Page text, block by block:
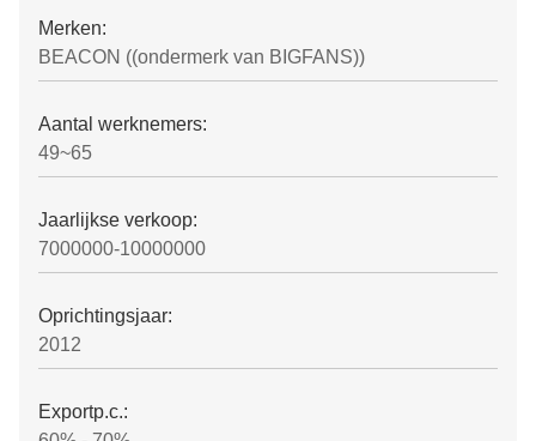
Merken:
BEACON ((ondermerk van BIGFANS))
Aantal werknemers:
49~65
Jaarlijkse verkoop:
7000000-10000000
Oprichtingsjaar:
2012
Exportp.c.: